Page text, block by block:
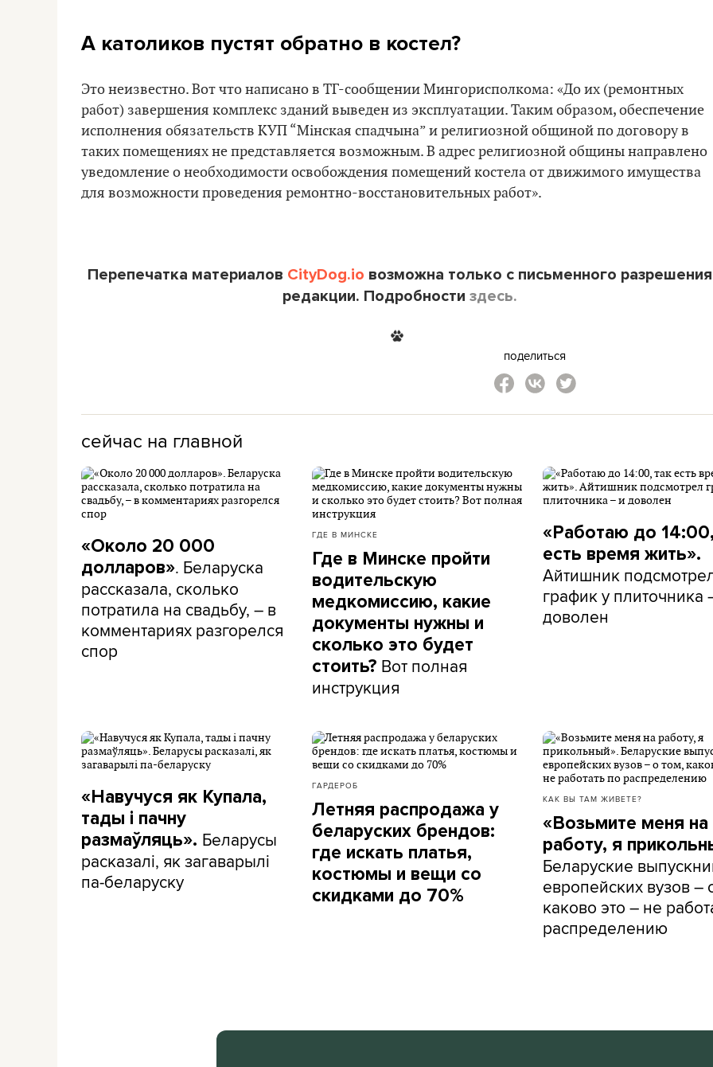
А католиков пустят обратно в костел?
Это неизвестно. Вот что написано в ТГ-сообщении Мингорисполкома: «До их (ремонтных
работ) завершения комплекс зданий выведен из эксплуатации. Таким образом, обеспечение
исполнения обязательств КУП “Мiнская спадчына” и религиозной общиной по договору в
таких помещениях не представляется возможным. В адрес религиозной общины направлено
уведомление о необходимости освобождения помещений костела от движимого имущества
для возможности проведения ремонтно-восстановительных работ».
Перепечатка материалов CityDog.io возможна только с письменного разрешения
редакции. Подробности здесь.
поделиться
сейчас на главной
«Около 20 000
долларов». Беларуска
рассказала, сколько
потратила на свадьбу, – в
комментариях разгорелся
спор
ГДЕ В МИНСКЕ
Где в Минске пройти
водительскую
медкомиссию, какие
документы нужны и
сколько это будет
стоить? Вот полная
инструкция
«Работаю до
есть время жить».
Айтишник
график у плиточника
доволен
«Навучуся як Купала,
тады і пачну
размаўляць». Беларусы
расказалі, як загаварылі
па-беларуску
ГАРДЕРОБ
Летняя распродажа у
беларуских брендов:
где искать платья,
костюмы и вещи со
скидками до 70%
КАК ВЫ ТАМ ЖИВЕТЕ?
«Возьмите меня на
работу, я
Беларуские
европейских вузов –
каково это – не
распределению